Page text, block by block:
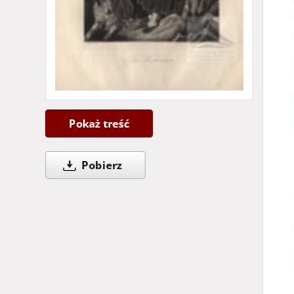
Pokaż treść
Pobierz